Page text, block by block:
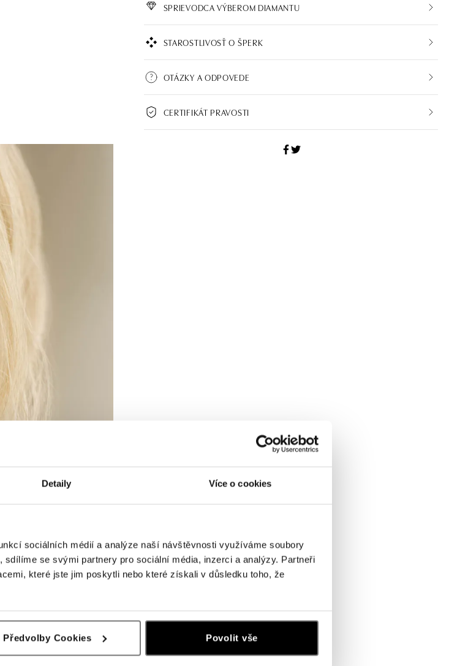
Detaily Více o cookies
sociálních médií a analýze naší návštěvnosti využíváme soubory
se svými partnery pro sociální média, inzerci a analýzy. Partneři
které jste jim poskytli nebo které získali v důsledku toho, že
Předvolby Cookies Povolit vše
SPRIEVODCA VÝBEROM DIAMANTU
STAROSTLIVOSŤ O ŠPERK
OTÁZKY A ODPOVEDE
CERTIFIKÁT PRAVOSTI